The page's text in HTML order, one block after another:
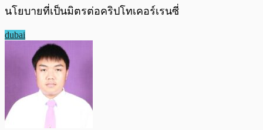
นโยบายที่เป็นมิตรต่อคริปโทเคอร์เรนซี่
dubai